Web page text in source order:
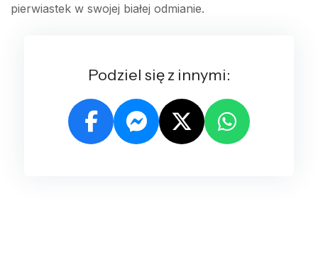
pierwiastek w swojej białej odmianie.
Podziel się z innymi: